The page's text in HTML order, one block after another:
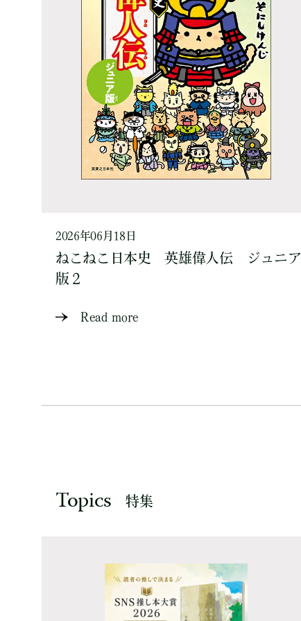
2026年06月18日
ねこねこ日本史 英雄偉人伝 ジュニア
版２
Read more
Topics 特集